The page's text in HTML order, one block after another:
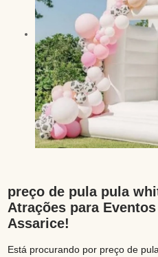
preço de pula pula
Atrações para
Assarice!
Está procurando por preço de